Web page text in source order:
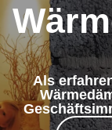
Als